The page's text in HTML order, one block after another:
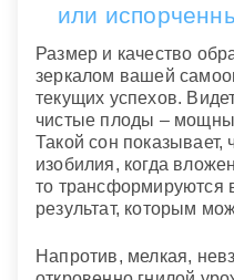
или
Размер и качество
зеркалом вашей
текущих успехов.
чистые плоды –
Такой сон показывает,
изобилия, когда
то трансформируются
результат, которым
Напротив, мелкая,